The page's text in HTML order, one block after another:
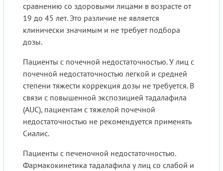
сравнению со здоровыми лицами в возрасте от
19 до 45 лет. Это различие не является
клинически значимым и не требует подбора
дозы.
Пациенты с почечной недостаточностью. У лиц с
почечной недостаточностью легкой и средней
степени тяжести коррекция дозы не требуется. В
связи с повышенной экспозицией тадалафила
(AUC), пациентам с тяжелой почечной
недостаточностью не рекомендуется применять
Сиалис.
Пациенты с печеночной недостаточностью.
Фармакокинетика тадалафила у лиц со слабой и